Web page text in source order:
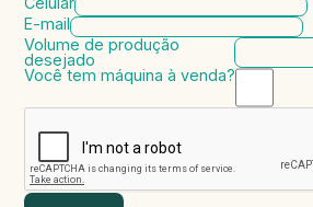
E-mail
Volume de produção
desejado
Você tem máquina à venda?
Marca da máquina
Modelo da máquina
Ano de fabricação
Valor da máquina